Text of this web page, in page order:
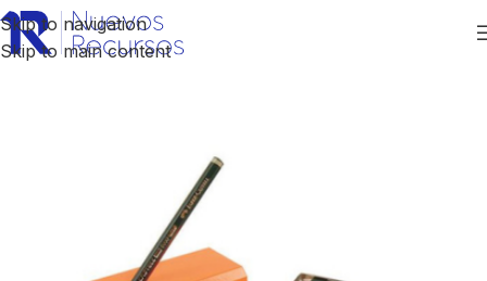
Skip to navigation
Skip to main content